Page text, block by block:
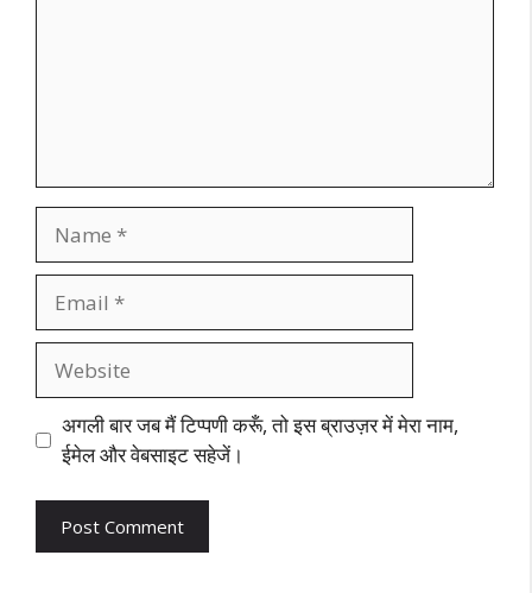
अगली बार जब मैं टिप्पणी करूँ, तो इस ब्राउज़र में मेरा नाम,
ईमेल और वेबसाइट सहेजें।